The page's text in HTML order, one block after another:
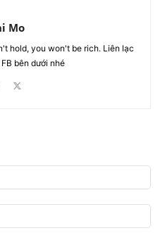
Mo
hold, you won't be rich. Liên lạc
bên dưới nhé